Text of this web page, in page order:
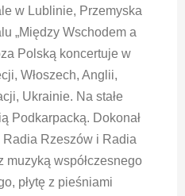
w Lublinie, Przemyska
„Między Wschodem a
Polską koncertuje w
Włoszech, Anglii,
Ukrainie. Na stałe
Podkarpacką. Dokonał
Rzeszów i Radia
muzyką współczesnego
płytę z pieśniami